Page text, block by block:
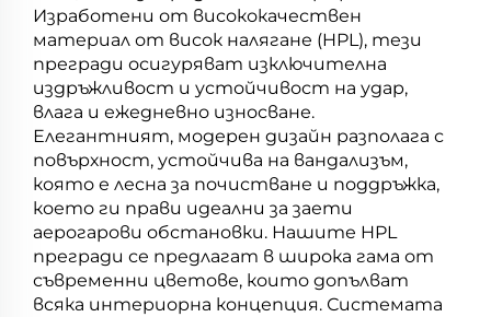
Изработени от висококачествен
материал от висок налягане (HPL), тези
прегради осигуряват изключителна
издръжливост и устойчивост на удар,
влага и ежедневно износване.
Елегантният, модерен дизайн разполага с
повърхност, устойчива на вандализъм,
която е лесна за почистване и поддръжка,
което ги прави идеални за заети
аерогарови обстановки. Нашите HPL
прегради се предлагат в широка гама от
съвременни цветове, които допълват
всяка интериорна концепция. Системата